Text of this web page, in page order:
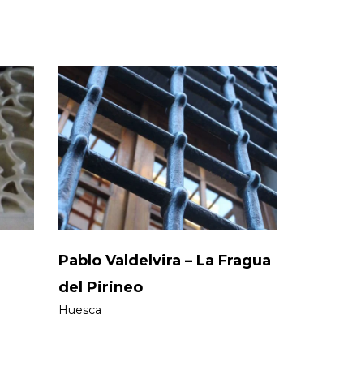
Pablo Valdelvira – La Fragua
del Pirineo
Huesca